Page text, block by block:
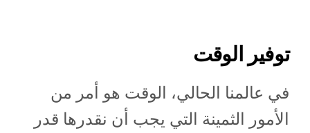
توفير الوقت
في عالمنا الحالي، الوقت هو أمر من
الأمور الثمينة التي يجب أن نقدرها قدر